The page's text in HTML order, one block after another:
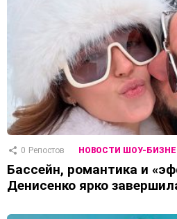
0 Репостов НОВОСТИ ШОУ-
Бассейн, романтика и
Денисенко ярко